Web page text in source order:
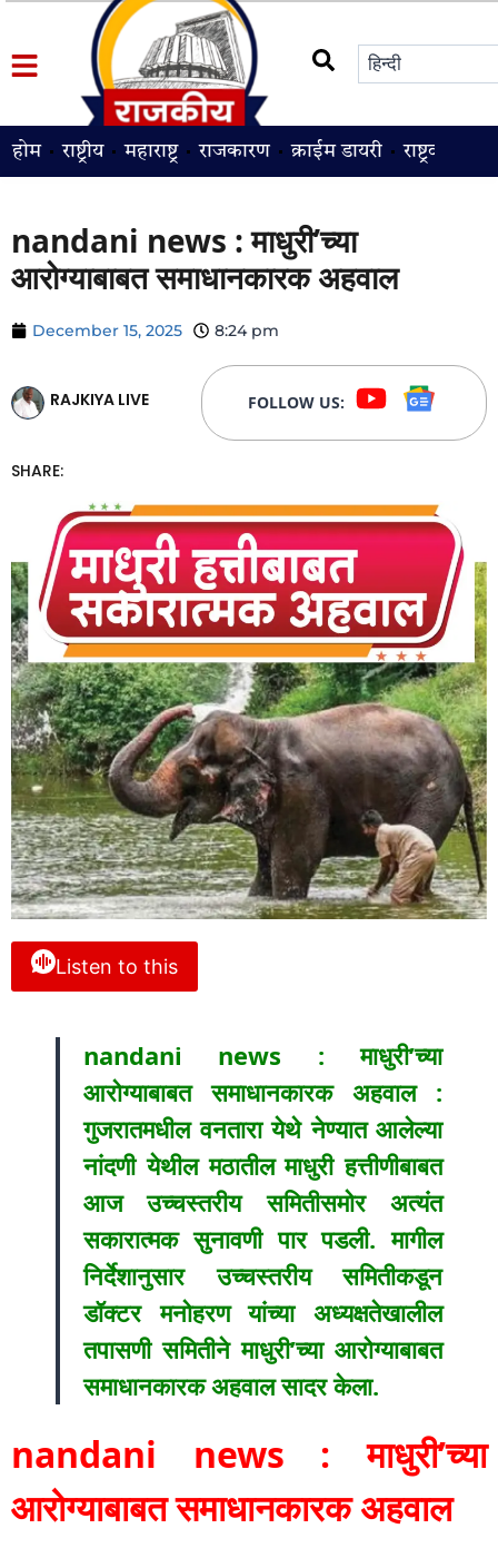
होम राष्ट्रीय महाराष्ट्र राजकारण क्राईम डायरी राष्ट्रवादी
nandani news : माधुरी’च्या
आरोग्याबाबत समाधानकारक अहवाल
December 15, 2025 8:24 pm
RAJKIYA LIVE FOLLOW US:
SHARE:
Listen to this
nandani news : माधुरी’च्या
आरोग्याबाबत समाधानकारक अहवाल :
गुजरातमधील वनतारा येथे नेण्यात आलेल्या
नांदणी येथील मठातील माधुरी हत्तीणीबाबत
आज उच्चस्तरीय समितीसमोर अत्यंत
सकारात्मक सुनावणी पार पडली. मागील
निर्देशानुसार उच्चस्तरीय समितीकडून
डॉक्टर मनोहरण यांच्या अध्यक्षतेखालील
तपासणी समितीने माधुरी’च्या आरोग्याबाबत
समाधानकारक अहवाल सादर केला.
nandani news : माधुरी’च्या
आरोग्याबाबत समाधानकारक अहवाल